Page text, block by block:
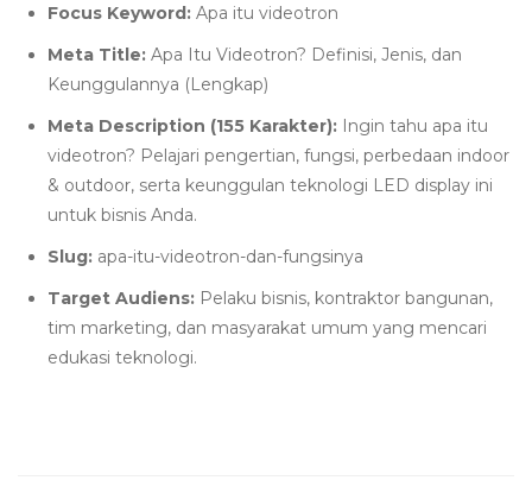
Focus Keyword: Apa itu videotron
Meta Title: Apa Itu Videotron? Definisi, Jenis, dan
Keunggulannya (Lengkap)
Meta Description (155 Karakter): Ingin tahu apa itu
videotron? Pelajari pengertian, fungsi, perbedaan indoor
& outdoor, serta keunggulan teknologi LED display ini
untuk bisnis Anda.
Slug: apa-itu-videotron-dan-fungsinya
Target Audiens: Pelaku bisnis, kontraktor bangunan,
tim marketing, dan masyarakat umum yang mencari
edukasi teknologi.